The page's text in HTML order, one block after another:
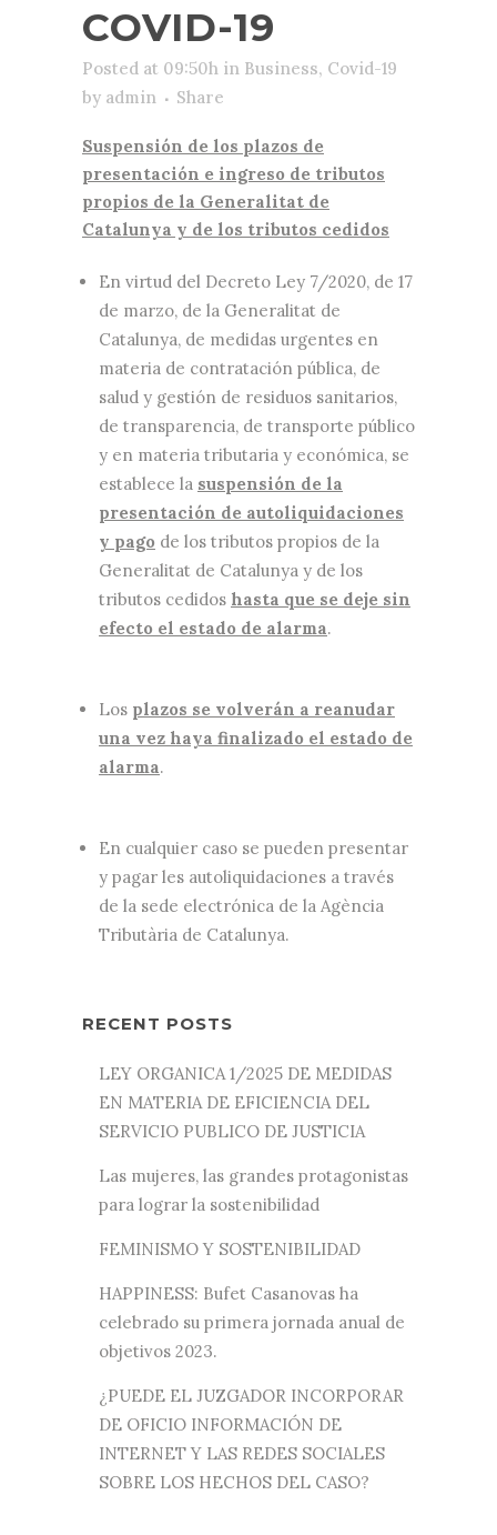
COVID-19
Posted at 09:50h in Business, Covid-19
by admin Share
Suspensión de los plazos de
presentación e ingreso de tributos
propios de la Generalitat de
Catalunya y de los tributos cedidos
En virtud del Decreto Ley 7/2020, de 17
de marzo, de la Generalitat de
Catalunya, de medidas urgentes en
materia de contratación pública, de
salud y gestión de residuos sanitarios,
de transparencia, de transporte público
y en materia tributaria y económica, se
establece la suspensión de la
presentación de autoliquidaciones
y pago de los tributos propios de la
Generalitat de Catalunya y de los
tributos cedidos hasta que se deje sin
efecto el estado de alarma.
Los plazos se volverán a reanudar
una vez haya finalizado el estado de
alarma.
En cualquier caso se pueden presentar
y pagar les autoliquidaciones a través
de la sede electrónica de la Agència
Tributària de Catalunya.
RECENT POSTS
LEY ORGANICA 1/2025 DE MEDIDAS
EN MATERIA DE EFICIENCIA DEL
SERVICIO PUBLICO DE JUSTICIA
Las mujeres, las grandes protagonistas
para lograr la sostenibilidad
FEMINISMO Y SOSTENIBILIDAD
HAPPINESS: Bufet Casanovas ha
celebrado su primera jornada anual de
objetivos 2023.
¿PUEDE EL JUZGADOR INCORPORAR
DE OFICIO INFORMACIÓN DE
INTERNET Y LAS REDES SOCIALES
SOBRE LOS HECHOS DEL CASO?